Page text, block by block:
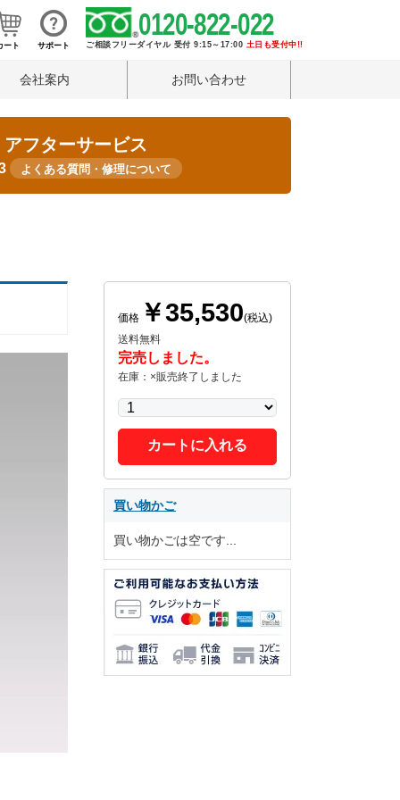
ート サポート
0120-822-022
ご相談フリーダイヤル 受付 9:15～17:00 土日も受付中!!
会社案内 お問い合わせ
フターサービス
よくある質問・修理について
価格 ￥35,530(税込)
送料無料
完売しました。
在庫：×販売終了しました
カートに入れる
買い物かご
買い物かごは空です...